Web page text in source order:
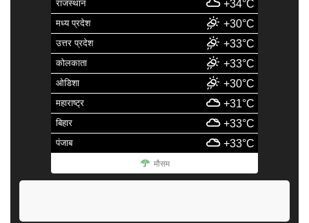
राजस्थान +34°C
मध्य प्रदेश +30°C
उत्तर प्रदेश +33°C
कोलकाता +33°C
ओडिशा +30°C
महाराष्ट्र +31°C
बिहार +33°C
पंजाब +33°C
मौसम